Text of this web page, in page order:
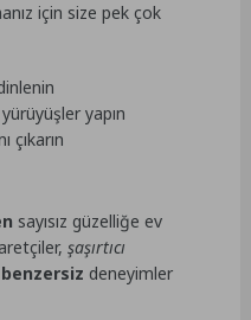
için size pek çok
yapın
çıkarın
sayısız güzelliğe ev
şaşırtıcı
benzersiz deneyimler